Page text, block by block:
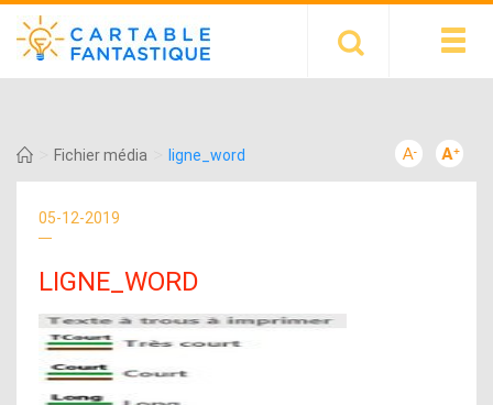
Fichier média ligne_word
05-12-2019
LIGNE_WORD